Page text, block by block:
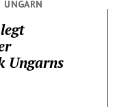
UNGARN
Ungarns